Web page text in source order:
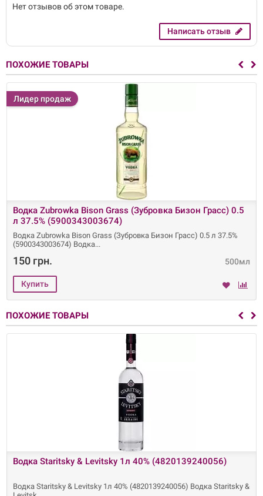
Нет отзывов об этом товаре.
Написать отзыв
ПОХОЖИЕ ТОВАРЫ
Лидер продаж
Водка Zubrowka Bison Grass (Зубровка Бизон Грасс) 0.5
л 37.5% (5900343003674)
Водка Zubrowka Bison Grass (Зубровка Бизон Грасс) 0.5 л 37.5%
(5900343003674) Водка
500мл
150 грн.
ПОХОЖИЕ ТОВАРЫ
Водка Staritsky & Levitsky 1л 40% (4820139240056)
Водка Staritsky & Levitsky 1л 40% (4820139240056) Водка Staritsky &